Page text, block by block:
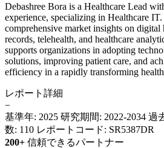
Debashree Bora is a Healthcare Lead
experience, specializing in Healthcare
comprehensive market insights on digital
records, telehealth, and healthcare
supports organizations in adopting
solutions, improving patient care, and
efficiency in a rapidly transforming
レポート詳細
−
基準年: 2025 研究期間: 2022-2034 過
数: 110 レポートコード: SR5387DR
200+ 信頼できるパートナー